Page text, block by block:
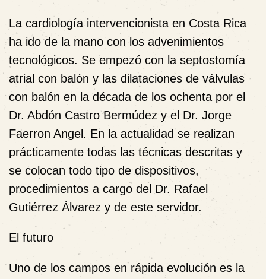
La cardiología intervencionista en Costa Rica
ha ido de la mano con los advenimientos
tecnológicos. Se empezó con la septostomía
atrial con balón y las dilataciones de válvulas
con balón en la década de los ochenta por el
Dr. Abdón Castro Bermúdez y el Dr. Jorge
Faerron Angel. En la actualidad se realizan
prácticamente todas las técnicas descritas y
se colocan todo tipo de dispositivos,
procedimientos a cargo del Dr. Rafael
Gutiérrez Álvarez y de este servidor.
El futuro
Uno de los campos en rápida evolución es la